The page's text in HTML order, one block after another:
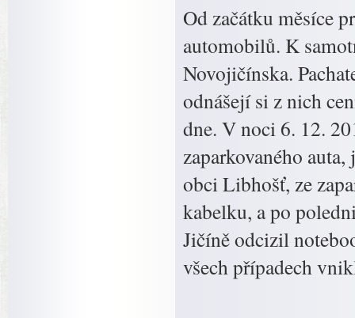
Od začátku měsíce
automobilů. K
Novojičínska.
odnášejí si z nich
dne. V noci 6. 12.
zaparkovaného
obci Libhošť, ze
kabelku, a po
Jičíně odcizil
všech případech